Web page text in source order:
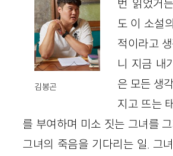
김봉곤
번 읽었거
도 이 소설
적이라고
니 지금 내
은 모든 생
지고 뜨는
를 부여하며 미소 짓는 그녀를
그녀의 죽음을 기다리는 일. 그